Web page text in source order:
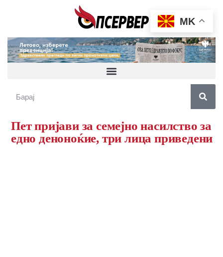
Пет пријави за семејно насилство за
едно деноноќие, три лица приведени
MK